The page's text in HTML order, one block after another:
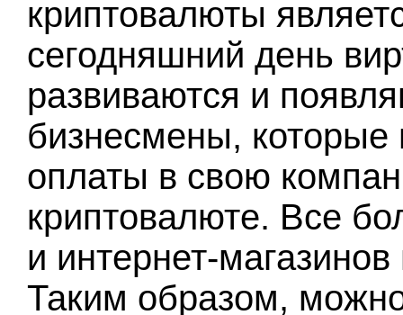
криптовалюты
сегодняшний день
развиваются и
бизнесмены, которые
оплаты в свою
криптовалюте. Все
и интернет-
Таким образом,